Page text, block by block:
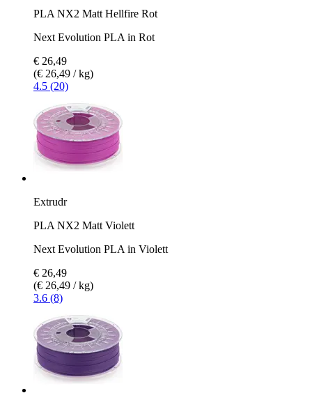
PLA NX2 Matt Hellfire Rot
Next Evolution PLA in Rot
€ 26,49
(€ 26,49 / kg)
4.5 (20)
Extrudr
PLA NX2 Matt Violett
Next Evolution PLA in Violett
€ 26,49
(€ 26,49 / kg)
3.6 (8)